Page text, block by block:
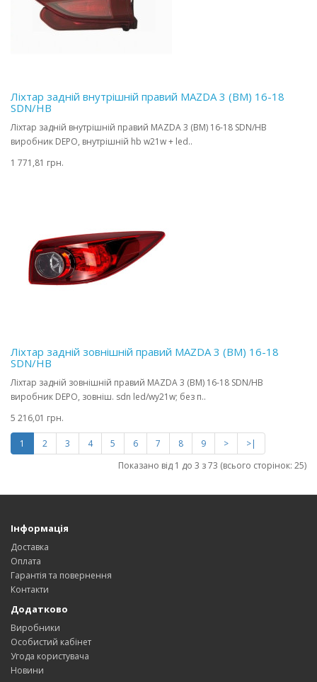
Ліхтар задній внутрішній правий MAZDA 3 (BM) 16-18
SDN/HB
Ліхтар задній внутрішній правий MAZDA 3 (BM) 16-18 SDN/HB
виробник DEPO, внутрішній hb w21w + led..
1 771,81 грн.
Ліхтар задній зовнішній правий MAZDA 3 (BM) 16-18
SDN/HB
Ліхтар задній зовнішній правий MAZDA 3 (BM) 16-18 SDN/HB
виробник DEPO, зовніш. sdn led/wy21w; без п..
5 216,01 грн.
1 2 3 4 5 6 7 8 9 >
>|
Показано від 1 до 3 з 73 (всього сторінок: 25)
Інформація
Доставка
Оплата
Гарантія та повернення
Контакти
Додатково
Виробники
Особистий кабінет
Угода користувача
Новини